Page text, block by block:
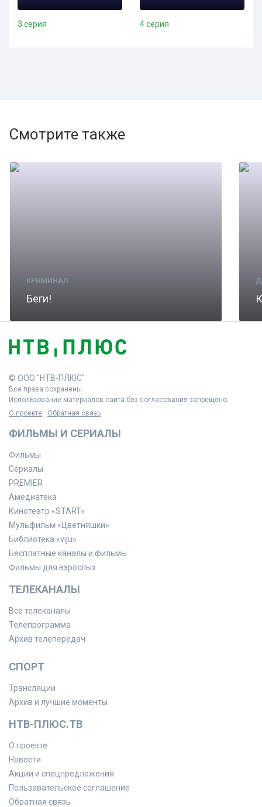
3 серия 4 серия
Смотрите также
КРИМИНАЛ
Беги!
© ООО "НТВ-ПЛЮС"
Все права сохранены.
Использование материалов сайта без согласования запрещено.
О проекте
Обратная связь
ФИЛЬМЫ И СЕРИАЛЫ
Фильмы
Сериалы
PREMIER
Амедиатека
Кинотеатр «START»
Мульфильм «Цветняшки»
Библиотека «viju»
Бесплатные каналы и фильмы
Фильмы для взрослых
ТЕЛЕКАНАЛЫ
Все телеканалы
Телепрограмма
Архив телепередач
СПОРТ
Трансляции
Архив и лучшие моменты
НТВ-ПЛЮС.ТВ
О проекте
Новости
Акции и спецпредложения
Пользовательское соглашение
Обратная связь